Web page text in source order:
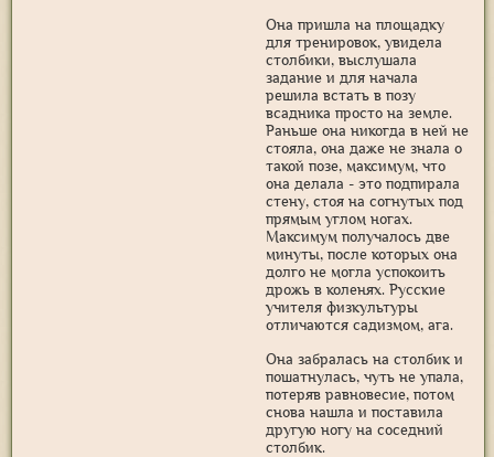
Она пришла на площадку
для тренировок, увидела
столбики, выслушала
задание и для начала
решила встать в позу
всадника просто на земле.
Раньше она никогда в ней не
стояла, она даже не знала о
такой позе, максимум, что
она делала - это подпирала
стену, стоя на согнутых под
прямым углом ногах.
Максимум получалось две
минуты, после которых она
долго не могла успокоить
дрожь в коленях. Русские
учителя физкультуры
отличаются садизмом, ага.
Она забралась на столбик и
пошатнулась, чуть не упала,
потеряв равновесие, потом
снова нашла и поставила
другую ногу на соседний
столбик.